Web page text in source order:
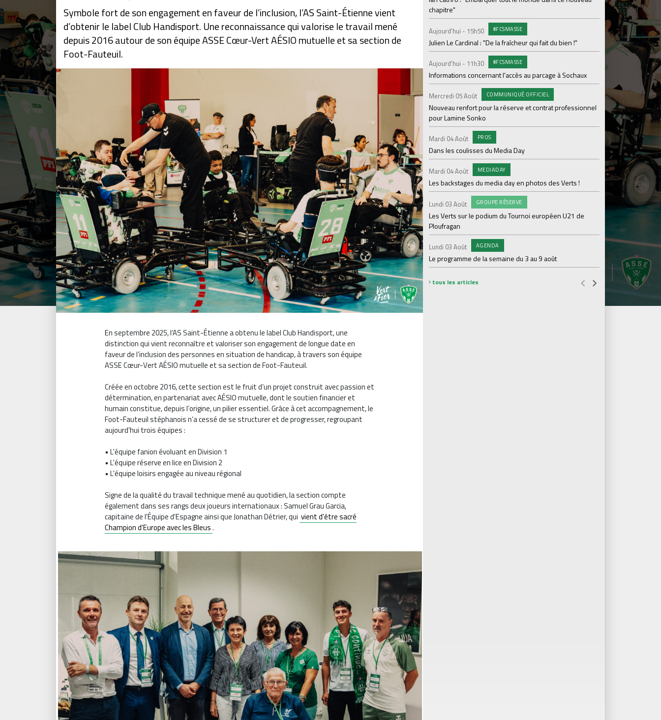
Symbole fort de son engagement en faveur de l’inclusion, l’AS Saint-Étienne vient
d’obtenir le label Club Handisport. Une reconnaissance qui valorise le travail mené
depuis 2016 autour de son équipe ASSE Cœur-Vert AÉSIO mutuelle et sa section de
Foot-Fauteuil.
En septembre 2025, l’AS Saint-Étienne a obtenu le label Club Handisport, une
distinction qui vient reconnaître et valoriser son engagement de longue date en
faveur de l’inclusion des personnes en situation de handicap, à travers son équipe
ASSE Cœur-Vert AÉSIO mutuelle et sa section de Foot-Fauteuil.
Créée en octobre 2016, cette section est le fruit d’un projet construit avec passion et
détermination, en partenariat avec AÉSIO mutuelle, dont le soutien financier et
humain constitue, depuis l’origine, un pilier essentiel. Grâce à cet accompagnement, le
Foot-Fauteuil stéphanois n’a cessé de se structurer et de progresser, regroupant
aujourd’hui trois équipes :
• L'équipe fanion évoluant en Division 1
• L'équipe réserve en lice en Division 2
• L'équipe loisirs engagée au niveau régional
Signe de la qualité du travail technique mené au quotidien, la section compte
également dans ses rangs deux joueurs internationaux : Samuel Grau Garcia,
capitaine de l'Équipe d'Espagne ainsi que Jonathan Détrier, qui vient d'être sacré
Champion d'Europe avec les Bleus.
chapitre"
Aujourd'hui - 15h50 #FCSMASSE
Julien Le Cardinal : "De la fraîcheur qui fait du bien !"
Aujourd'hui - 11h30 #FCSMASSE
Informations concernant l'accès au parcage à Sochaux
Mercredi 05 Août COMMUNIQUÉ OFFICIEL
Nouveau renfort pour la réserve et contrat professionnel
pour Lamine Sonko
Mardi 04 Août PROS
Dans les coulisses du Media Day
Mardi 04 Août MEDIADAY
Les backstages du media day en photos des Verts !
Lundi 03 Août GROUPE RÉSERVE
Les Verts sur le podium du Tournoi européen U21 de
Ploufragan
Lundi 03 Août AGENDA
Le programme de la semaine du 3 au 9 août
Dimanche 02 Août
Le point sur
Samedi 01 Août
Ian Cathro : "La
vont commencer"
Samedi 01 Août
Une victoire
Samedi 01 Août
ASSE - Venise en
Samedi 01 Août
20 600 abonnés :
Vendredi 31 Juil.
ASSE- Venise
Vendredi 31 Juil.
L'ASSE et hummel
maillot extérieur
tous les articles